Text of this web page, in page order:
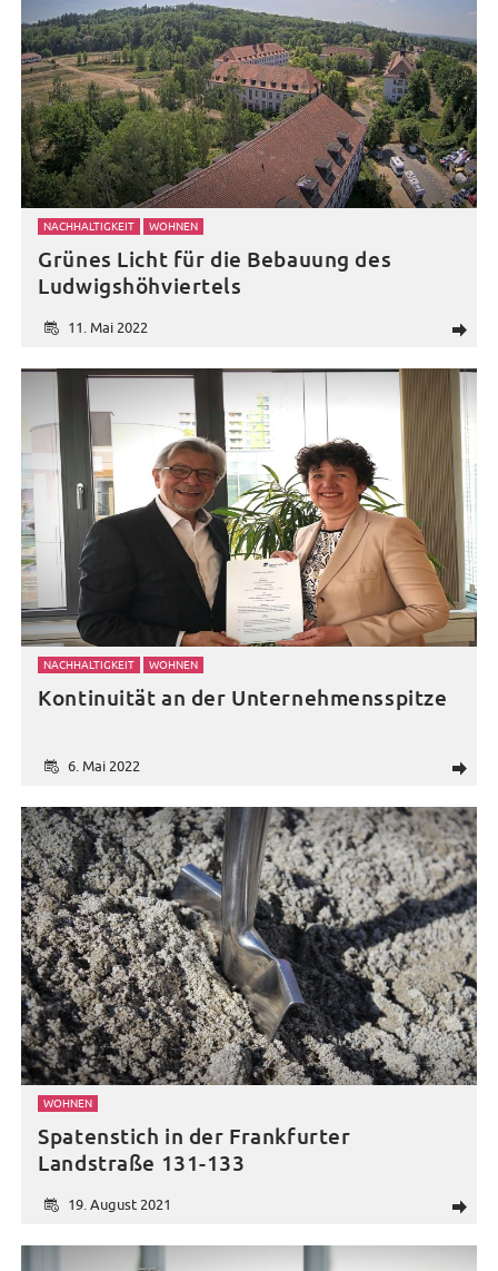
d
11. Mai 2022
NACHHALTIGKEIT WOHNEN
Grünes Licht für die Bebauung des
Ludwigshöhviertels
d
6. Mai 2022
NACHHALTIGKEIT WOHNEN
Kontinuität an der Unternehmensspitze
d
19. August 2021
WOHNEN
Spatenstich in der Frankfurter
Landstraße 131-133